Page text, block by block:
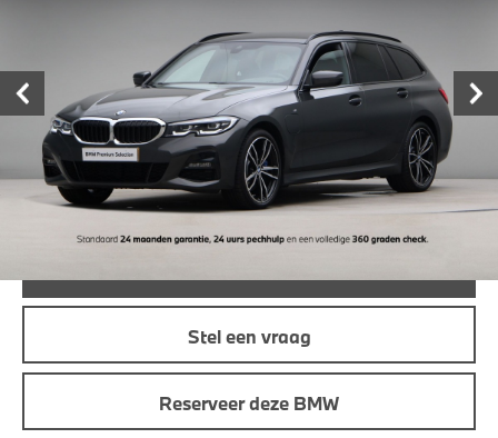
Prijs € 29.950,-
Maandprijs € 322,63
Offerte aanvraag
Stel een vraag
Reserveer deze BMW